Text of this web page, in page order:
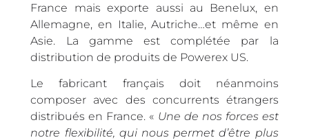
France mais exporte aussi au Benelux, en
Allemagne, en Italie, Autriche…et même en
Asie. La gamme est complétée par la
distribution de produits de Powerex US.
Le fabricant français doit néanmoins
composer avec des concurrents étrangers
distribués en France. « Une de nos forces est
notre flexibilité, qui nous permet d’être plus